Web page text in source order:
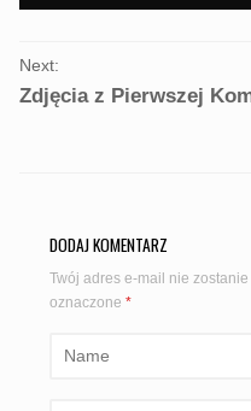
PORTFOLIO
NAVIGATION
Next:
Zdjęcia z Pierwszej
DODAJ KOMENTARZ
Twój adres e-mail nie
oznaczone*